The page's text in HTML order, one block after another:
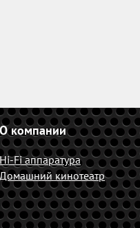
компании
Fi аппаратура
кинотеатр